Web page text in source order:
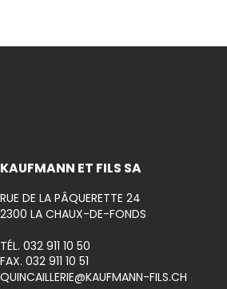
KAUFMANN ET FILS SA
RUE DE LA PÂQUERETTE 24
2300 LA CHAUX-DE-FONDS
TÉL. 032 911 10 50
FAX. 032 911 10 51
QUINCAILLERIE@KAUFMANN-FILS.CH